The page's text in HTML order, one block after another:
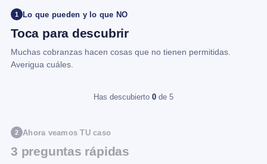
1 Lo que pueden y lo que NO
Toca para descubrir
Muchas cobranzas hacen cosas que no tienen permitidas.
Averigua cuáles.
Has descubierto 0 de 5
2 Ahora veamos TU caso
3 preguntas rápidas